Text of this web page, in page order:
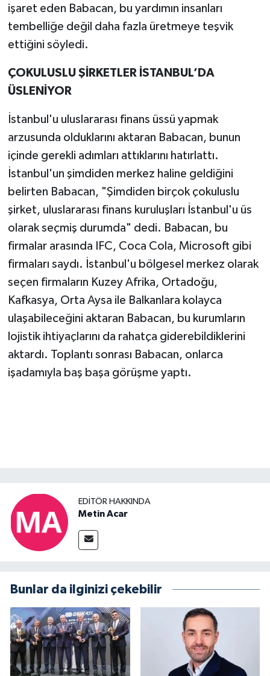
işaret eden Babacan, bu yardımın insanları
tembelliğe değil daha fazla üretmeye teşvik
ettiğini söyledi.
ÇOKULUSLU ŞİRKETLER İSTANBUL’DA
ÜSLENİYOR
İstanbul'u uluslararası finans üssü yapmak
arzusunda olduklarını aktaran Babacan, bunun
içinde gerekli adımları attıklarını hatırlattı.
İstanbul'un şimdiden merkez haline geldiğini
belirten Babacan, "Şimdiden birçok çokuluslu
şirket, uluslararası finans kuruluşları İstanbul'u üs
olarak seçmiş durumda" dedi. Babacan, bu
firmalar arasında IFC, Coca Cola, Microsoft gibi
firmaları saydı. İstanbul'u bölgesel merkez olarak
seçen firmaların Kuzey Afrika, Ortadoğu,
Kafkasya, Orta Aysa ile Balkanlara kolayca
ulaşabileceğini aktaran Babacan, bu kurumların
lojistik ihtiyaçlarını da rahatça giderebildiklerini
aktardı. Toplantı sonrası Babacan, onlarca
işadamıyla baş başa görüşme yaptı.
EDITÖR HAKKINDA
Metin Acar
Bunlar da ilginizi çekebilir